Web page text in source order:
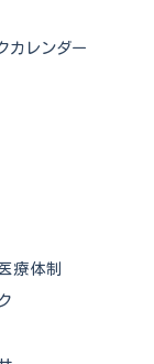
カレンダー
療体制